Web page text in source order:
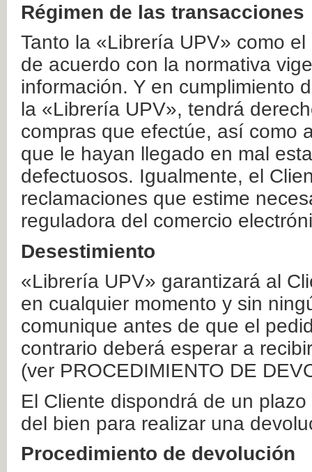
Régimen de las transacciones
Tanto la «Librería UPV» como
de acuerdo con la normativa
información. Y en cumplimiento
la «Librería UPV», tendrá
compras que efectúe, así como
que le hayan llegado en mal
defectuosos. Igualmente, el
reclamaciones que estime
reguladora del comercio
Desestimiento
«Librería UPV» garantizará al
en cualquier momento y sin
comunique antes de que el
contrario deberá esperar a
(ver PROCEDIMIENTO DE
El Cliente dispondrá de un
del bien para realizar una
Procedimiento de devolución